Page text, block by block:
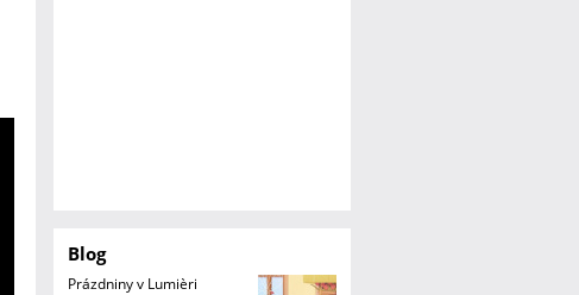
Blog
Prázdniny v Lumièri